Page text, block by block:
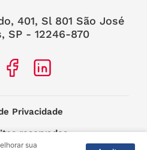
401, Sl 801 São José
SP - 12246-870
Privacidade
reservados.
e Soluções
sua